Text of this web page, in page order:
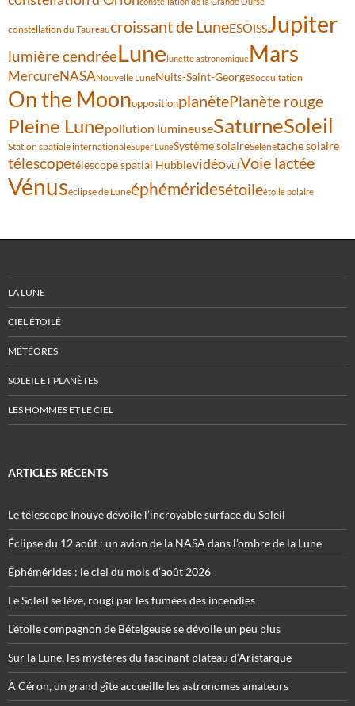
constellation du Taureaucroissant de LuneESOISSJupiter
lumière cendréeLunelunette astronomiqueMars
MercureNASANouvelle LuneNuits-Saint-Georgesoccultation
On the MoonoppositionplanètePlanète rouge
Pleine Lunepollution lumineuseSaturneSoleil
Station spatiale internationaleSuper LuneSystème solaireSélénétache solaire
télescopetélescope spatial HubblevidéoVLTVoie lactée
Vénuséclipse de Luneéphéméridesétoileétoile polaire
LA LUNE
CIEL ÉTOILÉ
MÉTÉORES
SOLEIL ET PLANÈTES
LES HOMMES ET LE CIEL
ARTICLES RÉCENTS
Le télescope Inouye dévoile l’incroyable surface du Soleil
Éclipse du 12 août : un avion de la NASA dans l’ombre de la Lune
Éphémérides : le ciel du mois d’août 2026
Le Soleil se lève, rougi par les fumées des incendies
L’étoile compagnon de Bételgeuse se dévoile un peu plus
Sur la Lune, les mystères du fascinant plateau d’Aristarque
À Céron, un grand gîte accueille les astronomes amateurs